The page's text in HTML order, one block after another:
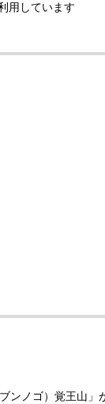
用しています
ンノゴ）覚王山」